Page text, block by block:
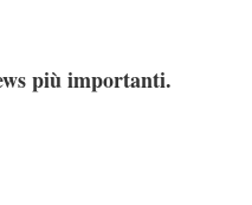
più importanti.